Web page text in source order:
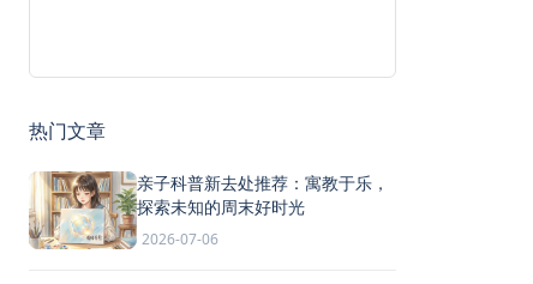
热门文章
亲子科普新去处推荐：寓教于乐，
探索未知的周末好时光
2026-07-06